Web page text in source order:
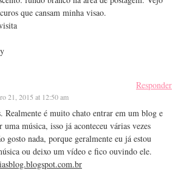
que cansam minha visao.
21, 2015 at 12:50 am
Responder
Realmente é muito chato entrar em um blog e
uma música, isso já aconteceu várias vezes
gosto nada, porque geralmente eu já estou
ou deixo um vídeo e fico ouvindo ele.